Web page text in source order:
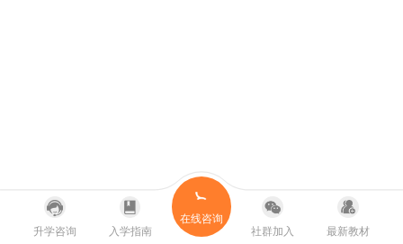
升学咨询 入学指南
在线咨询
社群加入
最新教材